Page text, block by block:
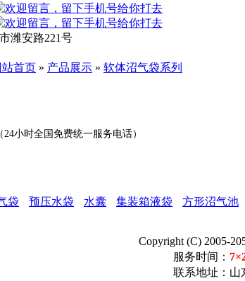
潍安路221号
站首页 » 产品展示 » 软体沼气袋系列
（24小时全国免费统一服务电话）
袋 预压水袋 水囊 集装箱液袋 方形沼气池
Copyright (C) 2005-
服务时间：
联系地址：